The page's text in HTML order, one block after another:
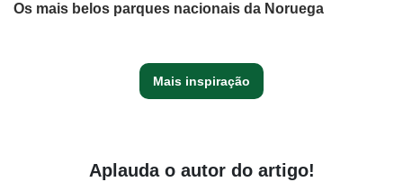
Os mais belos parques nacionais da Noruega
Mais inspiração
Aplauda o autor do artigo!